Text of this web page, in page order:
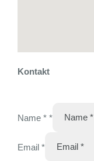
Kontakt
Name * *
Email *